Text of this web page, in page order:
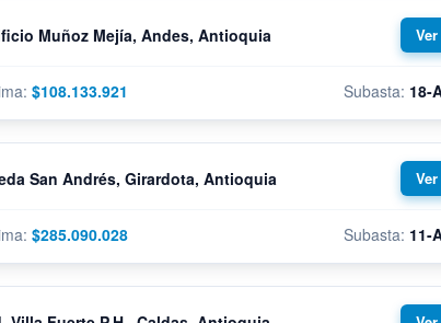
$108.133.921
Muñoz Mejía, Andes, Antioquia
18-
$285.090.028
San Andrés, Girardota, Antioquia
11-